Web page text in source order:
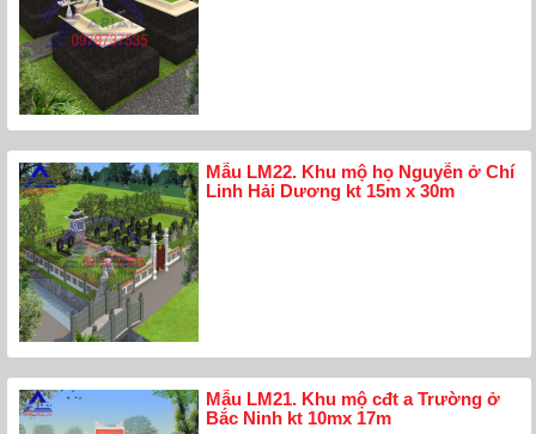
Mẫu LM22. Khu mộ họ Nguyễn ở Chí
Linh Hải Dương kt 15m x 30m
Mẫu LM21. Khu mộ cđt a Trường ở
Bắc Ninh kt 10mx 17m